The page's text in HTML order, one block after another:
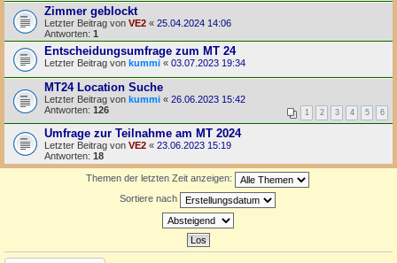
Zimmer geblockt
Letzter Beitrag von VE2 « 25.04.2024 14:06
Antworten: 1
Entscheidungsumfrage zum MT 24
Letzter Beitrag von kummi « 03.07.2023 19:34
MT24 Location Suche
Letzter Beitrag von kummi « 26.06.2023 15:42
Antworten: 126 1 2 3 4 5 6
Umfrage zur Teilnahme am MT 2024
Letzter Beitrag von VE2 « 23.06.2023 15:19
Antworten: 18
Themen der letzten Zeit anzeigen:
Sortiere nach